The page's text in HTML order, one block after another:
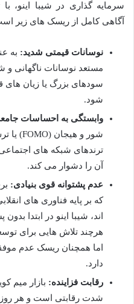
سرمایه گذاری در شیبا اینو،
آگاهی کامل از ریسک های زیر
نوسانات قیمتی شدید: به
مستعد نوسانات ناگهانی و
سودهای بزرگ یا زیان های
شود.
وابستگی به احساسات
ترندهای شبکه های
آن را دشوار می کند.
عدم پشتوانه قوی بنیادی:
که بر پایه فناوری های
اند، شیبا اینو در ابتدا
هرچند تلاش هایی برای
اما همچنان ریسک عدم
دارد.
رقابت فزاینده: بازار میم
شدت رقابتی است و هر روز